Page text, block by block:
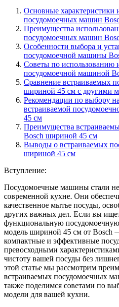
Основные характеристики
посудомоечных машин
Преимущества
посудомоечных машин
Особенности выбора и
посудомоечной машины
Советы по использованию
посудомоечной машиной
Сравнение встраиваемых
шириной 45 см с другими
Рекомендации по выбору
встраиваемой
45 см
Преимущества
Bosch шириной 45 см
Выводы о встраиваемых
шириной 45 см
Вступление:
Посудомоечные машины стали
современной кухне. Они
качественное мытье посуды,
других важных дел. Если вы
функциональную
модель шириной 45 см от Bosch
компактные и эффективные
превосходными
чистоту вашей посуды без
этой статье мы рассмотрим
встраиваемых посудомоечных
также поделимся советами по
модели для вашей кухни.